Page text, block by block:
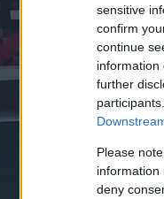
sensitive
confirm
continue
information
further
Please
information
deny